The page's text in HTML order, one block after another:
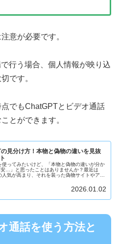
意が必要です。
行う場合、個人情報が映り込
です。
でもChatGPTとビデオ通話
とができます。
見分け方！本物と偽物の違いを見抜
使ってみたいけど、「本物と偽物の違いが分か
安…」と思ったことはありませんか？最近は
気が高まり、それを装った偽物サイトやアプ
2026.01.02
通話を使う方法と